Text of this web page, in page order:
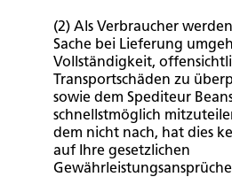
(2) Als Verbraucher
Sache bei Lieferung
Vollständigkeit,
Transportschäden zu
sowie dem Spediteur
schnellstmöglich
dem nicht nach, hat dies
auf Ihre gesetzlichen